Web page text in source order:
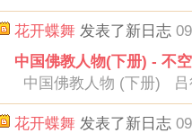
花开蝶舞 发表了新日志
中国佛教人物(下册) - 不
中国佛教人物 (下册)
花开蝶舞 发表了新日志